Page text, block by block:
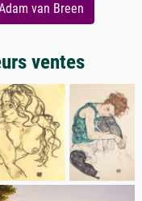
van Breen
ventes